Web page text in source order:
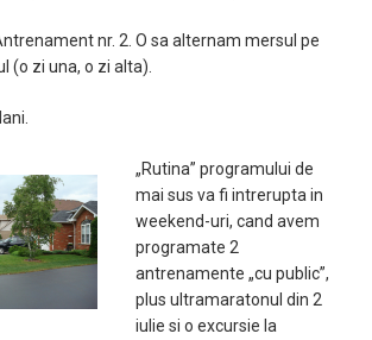
nr. 2. O sa alternam mersul pe
(o zi una, o zi alta).
„Rutina” programului de
mai sus va fi intrerupta in
weekend-uri, cand avem
programate 2
antrenamente „cu public”,
plus ultramaratonul din 2
iulie si o excursie la